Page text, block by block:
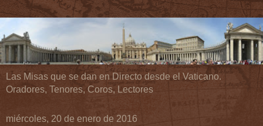
Las Misas que se dan en Directo desde el Vaticano.
Oradores, Tenores, Coros, Lectores
miércoles, 20 de enero de 2016